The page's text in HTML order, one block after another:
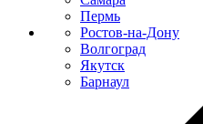
Пермь
Ростов-на-Дону
Волгоград
Якутск
Барнаул